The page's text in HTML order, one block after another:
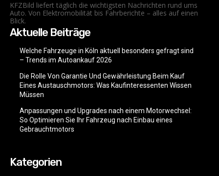
KFZBild liefert täglich die wichtigsten Nachrichten rund ums
Auto. Von Elektromobilität bis Fahrberichte – alles auf einen
Blick.
Aktuelle Beiträge
Welche Fahrzeuge in Köln aktuell besonders gefragt sind
– Trends im Autoankauf 2026
Die Rolle Von Garantie Und Gewährleistung Beim Kauf
Eines Austauschmotors: Was Kaufinteressenten Wissen
Müssen
Anpassungen und Upgrades nach einem Motorwechsel:
So Optimieren Sie Ihr Fahrzeug nach Einbau eines
Gebrauchtmotors
Kategorien